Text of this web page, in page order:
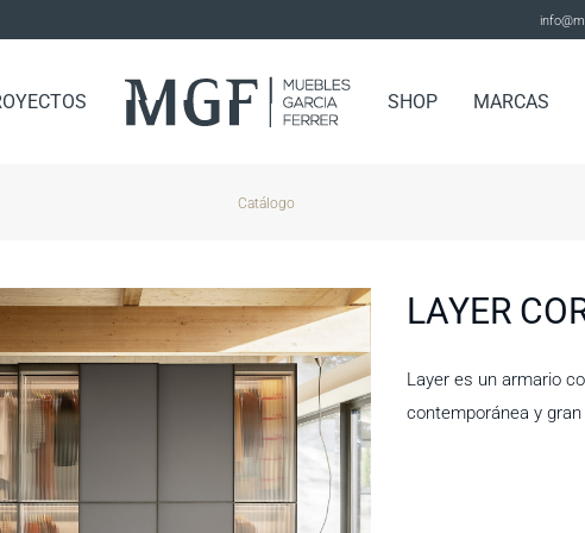
SHOP MARCAS
Catálogo
LAYER
Layer es un armario
contemporánea y